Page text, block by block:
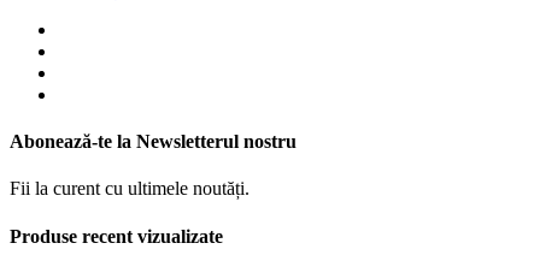
Abonează-te la Newsletterul nostru
Fii la curent cu ultimele noutăți.
Produse recent vizualizate